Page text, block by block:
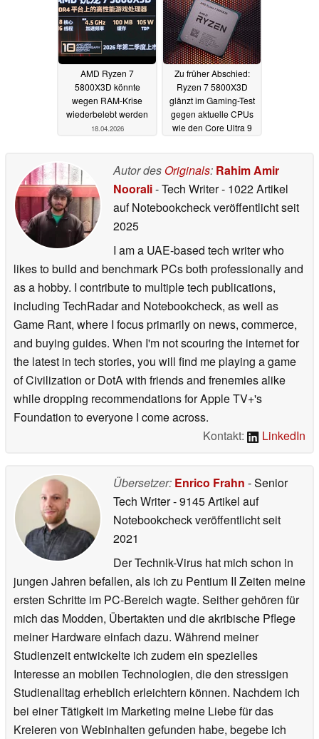
AMD Ryzen 7
5800X3D könnte
wegen RAM-Krise
wiederbelebt werden
18.04.2026
Zu früher Abschied:
Ryzen 7 5800X3D
glänzt im Gaming-Test
gegen aktuelle CPUs
wie den Core Ultra 9
Autor des Originals: Rahim Amir
Noorali- Tech Writer- 1022 Artikel
auf Notebookcheck veröffentlichtseit
2025
I am a UAE-based tech writer who
likes to build and benchmark PCs both professionally and
as a hobby. I contribute to multiple tech publications,
including TechRadar and Notebookcheck, as well as
Game Rant, where I focus primarily on news, commerce,
and buying guides. When I'm not scouring the internet for
the latest in tech stories, you will find me playing a game
of Civilization or DotA with friends and frenemies alike
while dropping recommendations for Apple TV+'s
Foundation to everyone I come across.
Kontakt:
LinkedIn
Übersetzer: Enrico Frahn - Senior
Tech Writer- 9145 Artikel auf
Notebookcheck veröffentlichtseit
2021
Der Technik-Virus hat mich schon in
jungen Jahren befallen, als ich zu Pentium II Zeiten meine
ersten Schritte im PC-Bereich wagte. Seither gehören für
mich das Modden, Übertakten und die akribische Pflege
meiner Hardware einfach dazu. Während meiner
Studienzeit entwickelte ich zudem ein spezielles
Interesse an mobilen Technologien, die den stressigen
Studienalltag erheblich erleichtern können. Nachdem ich
bei einer Tätigkeit im Marketing meine Liebe für das
Kreieren von Webinhalten gefunden habe, begebe ich